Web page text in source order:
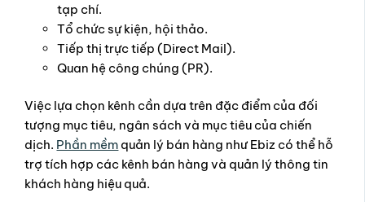
tạp chí.
Tổ chức sự kiện, hội thảo.
Tiếp thị trực tiếp (Direct Mail).
Quan hệ công chúng (PR).
Việc lựa chọn kênh cần dựa trên đặc điểm của đối
tượng mục tiêu, ngân sách và mục tiêu của chiến
dịch. Phần mềm quản lý bán hàng như Ebiz có thể hỗ
trợ tích hợp các kênh bán hàng và quản lý thông tin
khách hàng hiệu quả.